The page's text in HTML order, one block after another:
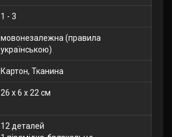
1 - 3
мовонезалежна (правила
українською)
Картон, Тканина
26 x 6 x 22 см
12 деталей